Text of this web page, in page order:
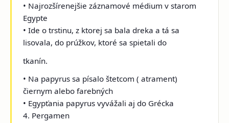
• Najrozšírenejšie záznamové médium v starom
Egypte
• Ide o trstinu, z ktorej sa bala dreka a tá sa
lisovala, do prúžkov, ktoré sa spietali do
tkanín.
• Na papyrus sa písalo štetcom ( atrament)
čiernym alebo farebných
• Egypťania papyrus vyvážali aj do Grécka
4. Pergamen